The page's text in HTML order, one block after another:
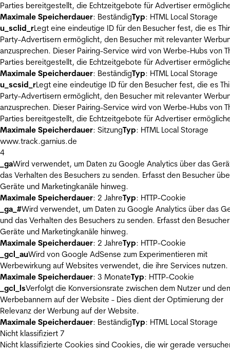
Parties bereitgestellt, die Echtzeitgebote für Advertiser
Maximale Speicherdauer: BeständigTyp: HTML Local Storage
u_sclid_rLegt eine eindeutige ID für den Besucher fest, die es
Party-Advertisern ermöglicht, den Besucher mit relevanter
anzusprechen. Dieser Pairing-Service wird von Werbe-Hubs von
Parties bereitgestellt, die Echtzeitgebote für Advertiser
Maximale Speicherdauer: BeständigTyp: HTML Local Storage
u_scsid_rLegt eine eindeutige ID für den Besucher fest, die es
Party-Advertisern ermöglicht, den Besucher mit relevanter
anzusprechen. Dieser Pairing-Service wird von Werbe-Hubs von
Parties bereitgestellt, die Echtzeitgebote für Advertiser
Maximale Speicherdauer: SitzungTyp: HTML Local Storage
www.track.garnius.de
4
_gaWird verwendet, um Daten zu Google Analytics über das
das Verhalten des Besuchers zu senden. Erfasst den Besucher
Geräte und Marketingkanäle hinweg.
Maximale Speicherdauer: 2 JahreTyp: HTTP-Cookie
_ga_#Wird verwendet, um Daten zu Google Analytics über das
und das Verhalten des Besuchers zu senden. Erfasst den
Geräte und Marketingkanäle hinweg.
Maximale Speicherdauer: 2 JahreTyp: HTTP-Cookie
_gcl_auWird von Google AdSense zum Experimentieren mit
Werbewirkung auf Websites verwendet, die ihre Services nutzen.
Maximale Speicherdauer: 3 MonateTyp: HTTP-Cookie
_gcl_lsVerfolgt die Konversionsrate zwischen dem Nutzer und den
Werbebannern auf der Website - Dies dient der Optimierung der
Relevanz der Werbung auf der Website.
Maximale Speicherdauer: BeständigTyp: HTML Local Storage
Nicht klassifiziert 7
Nicht klassifizierte Cookies sind Cookies, die wir gerade